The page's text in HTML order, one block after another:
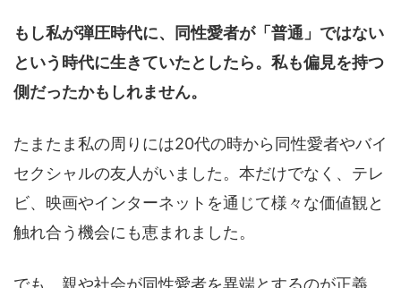
もし私が弾圧時代に、同性愛者が「普通」ではない
という時代に生きていたとしたら。私も偏見を持つ
側だったかもしれません。
たまたま私の周りには20代の時から同性愛者やバイ
セクシャルの友人がいました。本だけでなく、テレ
ビ、映画やインターネットを通じて様々な価値観と
触れ合う機会にも恵まれました。
でも、親や社会が同性愛者を異端とするのが正義、